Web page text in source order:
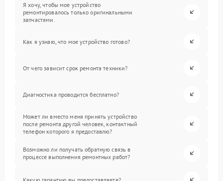
Я хочу, чтобы мое устройство
ремонтировалось только оригинальными
запчастями.
Как я узнаю, что мое устройство готово?
От чего зависит срок ремонта техники?
Диагностика проводится бесплатно?
Может ли вместо меня принять устройство
после ремонта другой человек, контактный
телефон которого я предоставлю?
Возможно ли получать обратную связь в
процессе выполнения ремонтных работ?